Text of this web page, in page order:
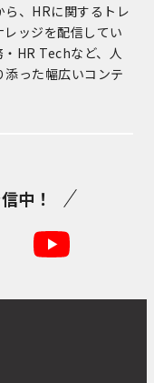
、HRに関するトレ
ッジを配信してい
HR Techなど、人
った幅広いコンテ
中！